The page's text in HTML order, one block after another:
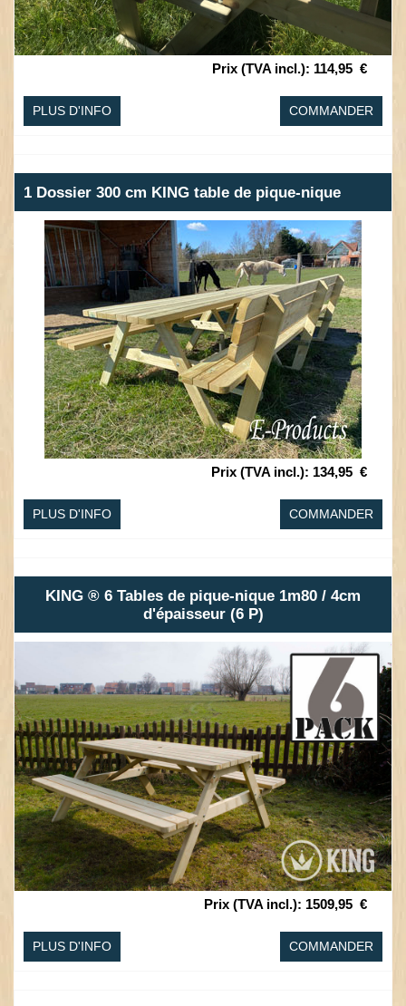
Prix (TVA incl.): 114,95 €
PLUS D'INFO COMMANDER
1 Dossier 300 cm KING table de pique-nique
Prix (TVA incl.): 134,95 €
PLUS D'INFO COMMANDER
KING ® 6 Tables de pique-nique 1m80 / 4cm
d'épaisseur (6 P)
Prix (TVA incl.): 1509,95 €
PLUS D'INFO COMMANDER